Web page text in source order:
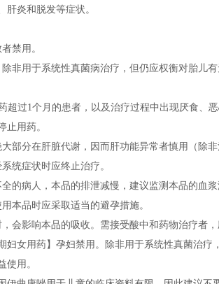
肝炎和脱发等症状。
禁用。
非用于系统性真菌病治疗，但仍应权衡对胎儿有
超过1个月的患者，以及治疗过程中出现厌食、
止用药。
部分在肝脏代谢，因而肝功能异常者慎用（除
统症状时应终止治疗。
的病人，本品的排泄减慢，建议监测本品的血浆
本品时应采取适当的避孕措施。
会影响本品的吸收。需接受酸中和药物治疗者
妇女用药】孕妇禁用。除非用于系统性真菌治疗
使用。